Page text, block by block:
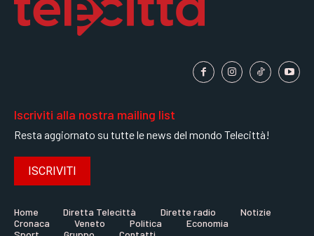
Iscriviti alla nostra mailing list
Resta aggiornato su tutte le news del mondo Telecittà!
ISCRIVITI
Home Diretta Telecittà Dirette radio
Notizie
Cronaca
Veneto Politica
Economia